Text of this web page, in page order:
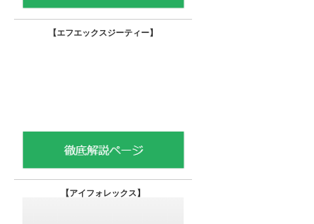
【エフエックスジーティー】
【アイフォレックス】